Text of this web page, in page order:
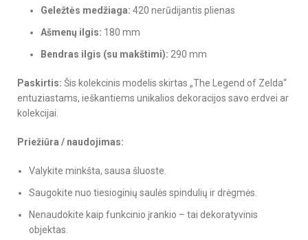
Geležtės medžiaga: 420 nerūdijantis plienas
Ašmenų ilgis: 180 mm
Bendras ilgis (su makštimi): 290 mm
Paskirtis: Šis kolekcinis modelis skirtas „The Legend of Zelda“
entuziastams, ieškantiems unikalios dekoracijos savo erdvei ar
kolekcijai.
Priežiūra / naudojimas:
Valykite minkšta, sausa šluoste.
Saugokite nuo tiesioginių saulės spindulių ir drėgmės.
Nenaudokite kaip funkcinio įrankio – tai dekoratyvinis
objektas.